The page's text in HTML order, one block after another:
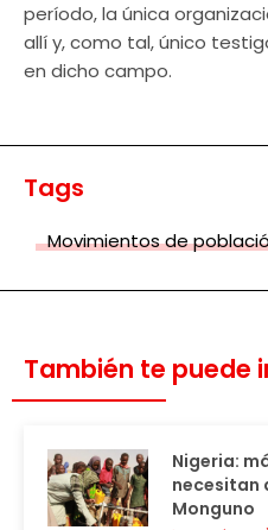
período, la única
allí y, como tal, único
en dicho campo.
Tags
Movimientos de
También te puede
Nigeria:
necesitan
Monguno